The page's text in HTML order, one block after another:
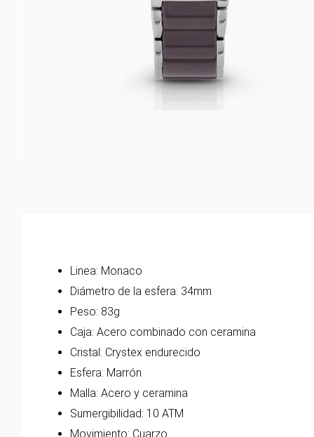
Linea: Monaco
Diámetro de la esfera: 34mm
Peso: 83g
Caja: Acero combinado con ceramina
Cristal: Crystex endurecido
Esfera: Marrón
Malla: Acero y ceramina
Sumergibilidad: 10 ATM
Movimiento: Cuarzo